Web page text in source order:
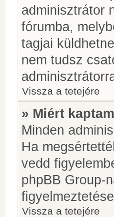
adminisztrátor
fórumba,
tagjai
nem tudsz
Vissza a tetejére
» Miért
Minden
Ha
vedd
phpBB Group-
Vissza a tetejére